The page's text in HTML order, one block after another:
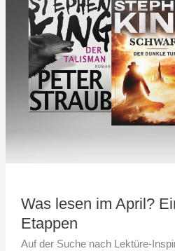
Was lesen im April?
Etappen
Auf der Suche nach Lektüre-
Eine
Reise
drei
Etappen